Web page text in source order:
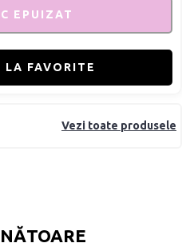
Vezi toate produsele
EPUIZAT
LA FAVORITE